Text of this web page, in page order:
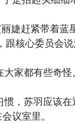
婕赶紧带着蓝
跟核心委员会
家都有些奇怪
，苏羽应该在
议室里。